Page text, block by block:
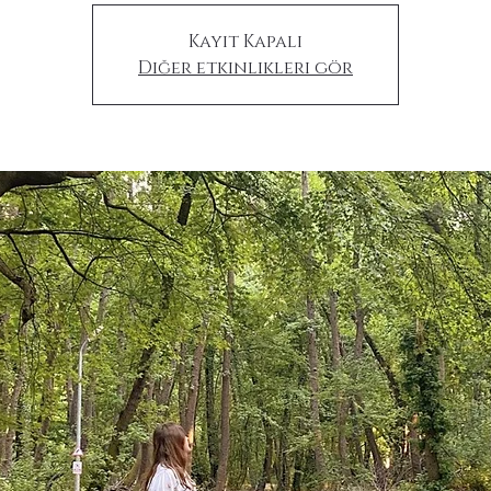
Kayıt Kapalı
Diğer etkinlikleri gör